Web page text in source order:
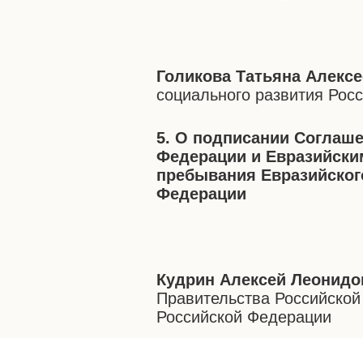
Голикова Татьяна
социального развития
5. О подписании
Федерации и
пребывания
Федерации
Кудрин Алексей
Правительства
Российской Федерации